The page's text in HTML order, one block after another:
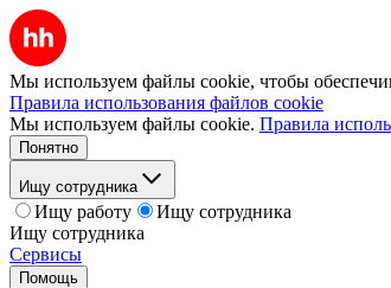
Мы используем файлы cookie, чтобы
Правила использования файлов cookie
Мы используем файлы cookie. Правила
Понятно
Ищу сотрудника
Ищу работу
Ищу сотрудника
Ищу сотрудника
Сервисы
Помощь